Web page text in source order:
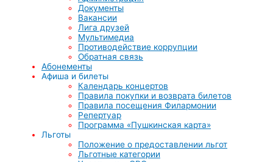
Документы
Вакансии
Лига друзей
Мультимедиа
Противодействие коррупции
Обратная связь
Абонементы
Афиша и билеты
Календарь концертов
Правила покупки и возврата билетов
Правила посещения Филармонии
Репертуар
Программа «Пушкинская карта»
Льготы
Положение о предоставлении льгот
Льготные категории